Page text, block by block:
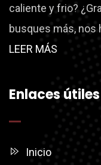
caliente y frio?
busques más, nos
LEER MÁS
Enlaces útiles
Inicio